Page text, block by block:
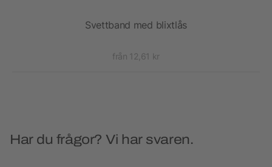
Svettband med blixtlås
från 12,61 kr
Har du frågor? Vi har svaren.